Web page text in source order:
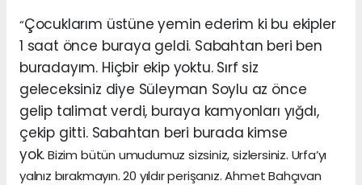
“Çocuklarım üstüne yemin ederim ki bu ekipler
1 saat önce buraya geldi. Sabahtan beri ben
buradayım. Hiçbir ekip yoktu. Sırf siz
geleceksiniz diye Süleyman Soylu az önce
gelip talimat verdi, buraya kamyonları yığdı,
çekip gitti. Sabahtan beri burada kimse
yok.Bizim bütün umudumuz sizsiniz, sizlersiniz. Urfa’yı
yalnız bırakmayın. 20 yıldır perişanız. Ahmet Bahçıvan